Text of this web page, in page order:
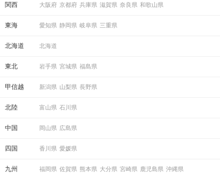
関西 大阪府 京都府 兵庫県 滋賀県 奈良県 和歌山県
東海 愛知県 静岡県 岐阜県 三重県
北海道 北海道
東北 岩手県 宮城県 福島県
甲信越 新潟県 山梨県 長野県
北陸 富山県 石川県
中国 岡山県 広島県
四国 香川県 愛媛県
九州
福岡県 佐賀県 熊本県 大分県 宮崎県 鹿児島県 沖縄県